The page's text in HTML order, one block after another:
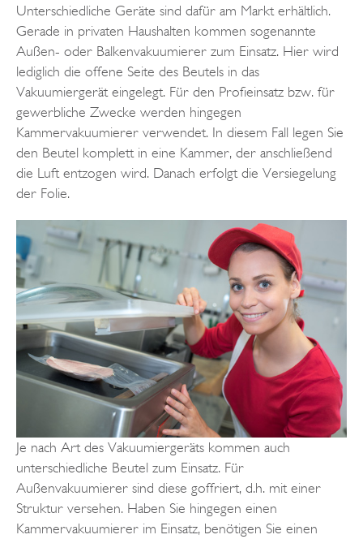
Unterschiedliche Geräte sind dafür am Markt erhältlich.
Gerade in privaten Haushalten kommen sogenannte
Außen- oder Balkenvakuumierer zum Einsatz. Hier wird
lediglich die offene Seite des Beutels in das
Vakuumiergerät eingelegt. Für den Profieinsatz bzw. für
gewerbliche Zwecke werden hingegen
Kammervakuumierer verwendet. In diesem Fall legen Sie
den Beutel komplett in eine Kammer, der anschließend
die Luft entzogen wird. Danach erfolgt die Versiegelung
der Folie.
Je nach Art des Vakuumiergeräts kommen auch
unterschiedliche Beutel zum Einsatz. Für
Außenvakuumierer sind diese goffriert, d.h. mit einer
Struktur versehen. Haben Sie hingegen einen
Kammervakuumierer im Einsatz, benötigen Sie einen